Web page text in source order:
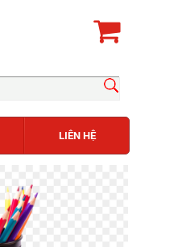
LIÊN HỆ